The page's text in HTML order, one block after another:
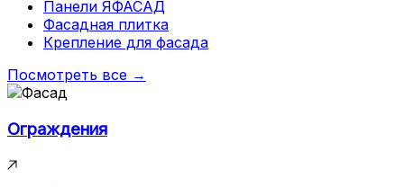
Панели ЯФАСАД
Фасадная плитка
Крепление для фасада
Посмотреть все →
Ограждения